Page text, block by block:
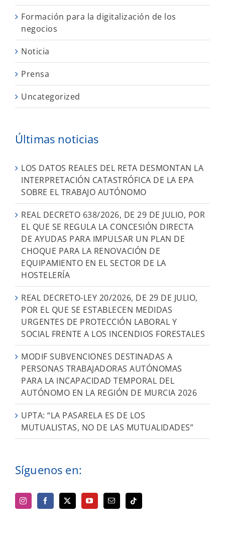
Formación para la digitalización de los
negocios
Noticia
Prensa
Uncategorized
Últimas noticias
LOS DATOS REALES DEL RETA DESMONTAN LA
INTERPRETACIÓN CATASTRÓFICA DE LA EPA
SOBRE EL TRABAJO AUTÓNOMO
REAL DECRETO 638/2026, DE 29 DE JULIO, POR
EL QUE SE REGULA LA CONCESIÓN DIRECTA
DE AYUDAS PARA IMPULSAR UN PLAN DE
CHOQUE PARA LA RENOVACIÓN DE
EQUIPAMIENTO EN EL SECTOR DE LA
HOSTELERÍA
REAL DECRETO-LEY 20/2026, DE 29 DE JULIO,
POR EL QUE SE ESTABLECEN MEDIDAS
URGENTES DE PROTECCIÓN LABORAL Y
SOCIAL FRENTE A LOS INCENDIOS FORESTALES
MODIF SUBVENCIONES DESTINADAS A
PERSONAS TRABAJADORAS AUTÓNOMAS
PARA LA INCAPACIDAD TEMPORAL DEL
AUTÓNOMO EN LA REGIÓN DE MURCIA 2026
UPTA: “LA PASARELA ES DE LOS
MUTUALISTAS, NO DE LAS MUTUALIDADES”
Síguenos en: